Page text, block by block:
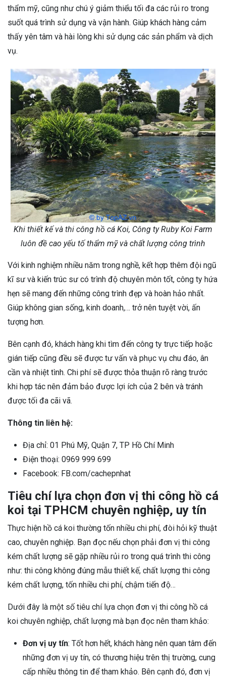
thẩm mỹ, cũng như chú ý giảm thiểu tối đa các rủi ro trong
suốt quá trình sử dụng và vận hành. Giúp khách hàng cảm
thấy yên tâm và hài lòng khi sử dụng các sản phẩm và dịch
vụ.
Khi thiết kế và thi công hồ cá Koi, Công ty Ruby Koi Farm
luôn đề cao yếu tố thẩm mỹ và chất lượng công trình
Với kinh nghiệm nhiều năm trong nghề, kết hợp thêm đội ngũ
kĩ sư và kiến trúc sư có trình độ chuyên môn tốt, công ty hứa
hẹn sẽ mang đến những công trình đẹp và hoàn hảo nhất.
Giúp không gian sống, kinh doanh,… trở nên tuyệt vời, ấn
tượng hơn.
Bên cạnh đó, khách hàng khi tìm đến công ty trực tiếp hoặc
gián tiếp cũng đều sẽ được tư vấn và phục vụ chu đáo, ân
cần và nhiệt tình. Chi phí sẽ được thỏa thuận rõ ràng trước
khi hợp tác nên đảm bảo được lợi ích của 2 bên và tránh
được tối đa cãi vã.
Thông tin liên hệ:
Địa chỉ: 01 Phú Mỹ, Quận 7, TP Hồ Chí Minh
Điện thoại: 0969 999 699
Facebook: FB.com/cachepnhat
Tiêu chí lựa chọn đơn vị thi công hồ cá
koi tại TPHCM chuyên nghiệp, uy tín
Thực hiện hồ cá koi thường tốn nhiều chi phí, đòi hỏi kỹ thuật
cao, chuyên nghiệp. Bạn đọc nếu chọn phải đơn vị thi công
kém chất lượng sẽ gặp nhiều rủi ro trong quá trình thi công
như: thi công không đúng mẫu thiết kế, chất lượng thi công
kém chất lượng, tốn nhiều chi phí, chậm tiến độ…
Dưới đây là một số tiêu chí lựa chọn đơn vị thi công hồ cá
koi chuyên nghiệp, chất lượng mà bạn đọc nên tham khảo:
Đơn vị uy tín: Tốt hơn hết, khách hàng nên quan tâm đến
những đơn vị uy tín, có thương hiệu trên thị trường, cung
cấp nhiều thông tin để tham khảo. Bên cạnh đó, đơn vị